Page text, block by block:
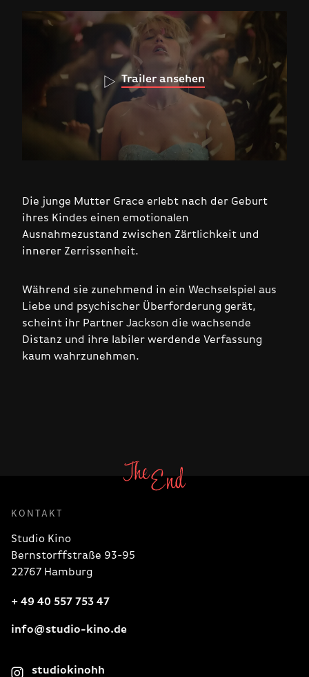
Trailer ansehen
Die junge Mutter Grace erlebt nach der Geburt
ihres Kindes einen emotionalen
Ausnahmezustand zwischen Zärtlichkeit und
innerer Zerrissenheit.
Während sie zunehmend in ein Wechselspiel aus
Liebe und psychischer Überforderung gerät,
scheint ihr Partner Jackson die wachsende
Distanz und ihre labiler werdende Verfassung
kaum wahrzunehmen.
KONTAKT
Studio Kino
Bernstorffstraße 93-95
22767 Hamburg
+ 49 40 557 753 47
info@studio-kino.de
studiokinohh